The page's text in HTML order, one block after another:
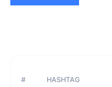
# HASHTAG